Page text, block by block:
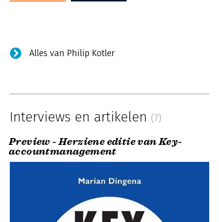
Alles van Philip Kotler
Interviews en artikelen (7)
Preview - Herziene editie van Key-
accountmanagement